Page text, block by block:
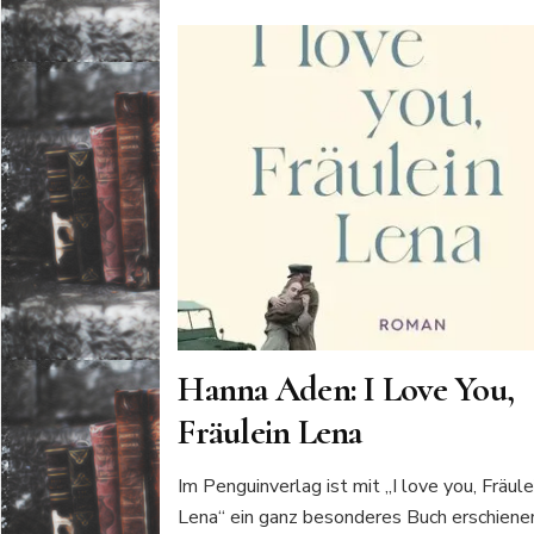
Hanna Aden: I Love You,
Fräulein Lena
Im Penguinverlag ist mit „I love you,
Lena“ ein ganz besonderes Buch